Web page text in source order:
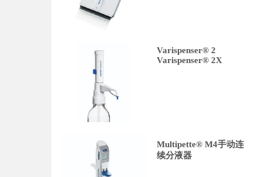
Varispenser® 2
Varispenser® 2X
Multipette® M4手动连
续分液器